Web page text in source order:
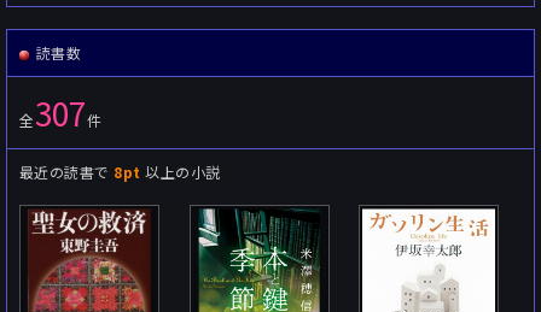
読書数
全307件
最近の読書で 8pt 以上の小説